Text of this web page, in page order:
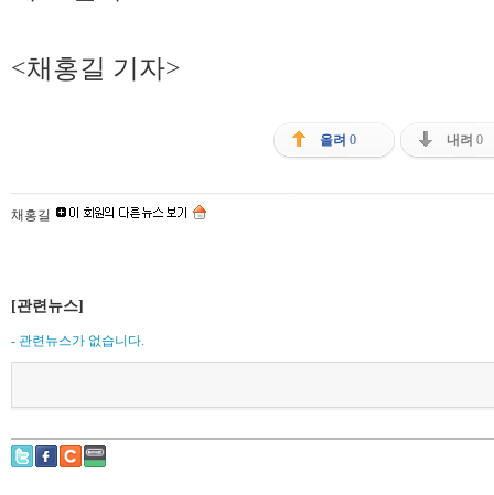
<채홍길 기자>
올려 0 내려 0
채홍길
[관련뉴스]
- 관련뉴스가 없습니다.